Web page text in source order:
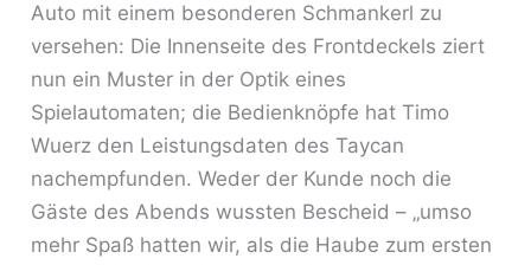
Auto mit einem besonderen Schmankerl zu
versehen: Die Innenseite des Frontdeckels ziert
nun ein Muster in der Optik eines
Spielautomaten; die Bedienknöpfe hat Timo
Wuerz den Leistungsdaten des Taycan
nachempfunden. Weder der Kunde noch die
Gäste des Abends wussten Bescheid – „umso
mehr Spaß hatten wir, als die Haube zum ersten